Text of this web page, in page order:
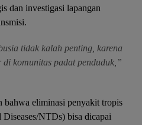
dan investigasi lapangan
tidak kalah penting, karena
komunitas padat penduduk,”
eliminasi penyakit tropis
NTDs) bisa dicapai